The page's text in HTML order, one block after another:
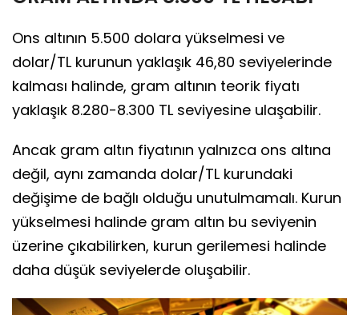
Ons altının 5.500 dolara yükselmesi ve
dolar/TL kurunun yaklaşık 46,80 seviyelerinde
kalması halinde, gram altının teorik fiyatı
yaklaşık 8.280-8.300 TL seviyesine ulaşabilir.
Ancak gram altın fiyatının yalnızca ons altına
değil, aynı zamanda dolar/TL kurundaki
değişime de bağlı olduğu unutulmamalı. Kurun
yükselmesi halinde gram altın bu seviyenin
üzerine çıkabilirken, kurun gerilemesi halinde
daha düşük seviyelerde oluşabilir.